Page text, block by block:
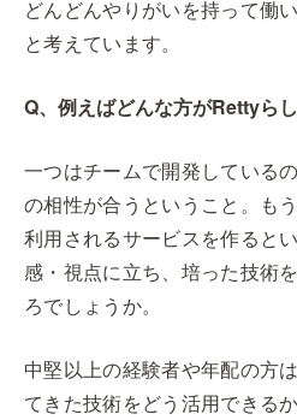
どんどんやりがいを持って働
と考えています。
Q、例えばどんな方がRettyら
一つはチームで開発している
の相性が合うということ。も
利用されるサービスを作ると
感・視点に立ち、培った技術
ろでしょうか。
中堅以上の経験者や年配の方
てきた技術をどう活用できる